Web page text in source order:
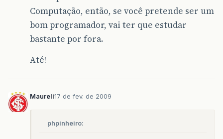
Computação, então, se você pretende ser um
bom programador, vai ter que estudar
bastante por fora.
Até!
Maureli17 de fev. de 2009
phpinheiro: